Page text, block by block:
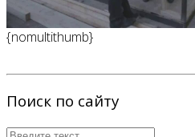
{nomultithumb}
Поиск по сайту